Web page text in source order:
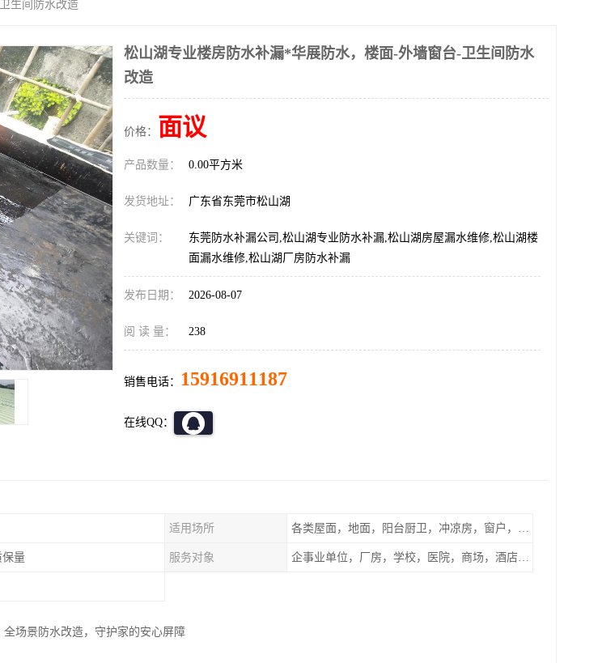
生间防水改造
松山湖专业楼房防水补漏*华展防水，楼面-外墙窗台-卫生间防水
改造
价格： 面议
产品数量： 0.00平方米
发货地址： 广东省东莞市松山湖
关键词：
东莞防水补漏公司,松山湖专业防水补漏,松山湖房屋漏水维修,松山湖楼
面漏水维修,松山湖厂房防水补漏
发布日期： 2026-08-07
阅 读 量： 238
销售电话： 15916911187
在线QQ：
适用场所 各类屋面，地面，阳台厨卫，冲凉房，窗户，地下室等
保量 服务对象 企事业单位，厂房，学校，医院，商场，酒店，小区物业，商家居民住户等
场景防水改造，守护家的安心屏障